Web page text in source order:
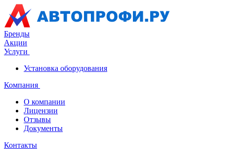
Бренды
Акции
Услуги
Установка оборудования
Компания
О компании
Лицензии
Отзывы
Документы
Контакты